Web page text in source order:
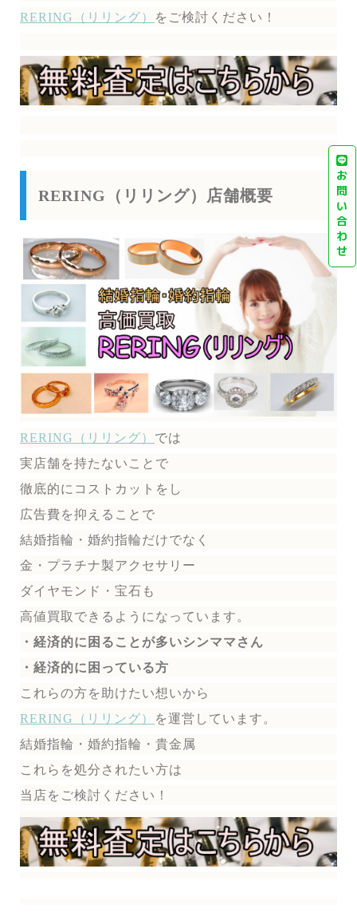
RERING（リリング）
を ご検討ください！
RERING（リリング）店舗概要
RERING（リリング） では
実店舗を持たないことで
徹底的にコストカットをし
広告費を抑えることで
結婚指輪・婚約指輪だけでなく
金・プラチナ製アクセサリー
ダイヤモンド・宝石も
高値買取できるようになっています。
・経済的に困ることが多いシンママさん
・経済的に困っている方
これらの方を助けたい想いから
RERING（リリング）
を運営しています。
結婚指輪・婚約指輪・貴金属
これらを処分されたい方は
当店をご検討ください！
お
問
い
合
わ
せ